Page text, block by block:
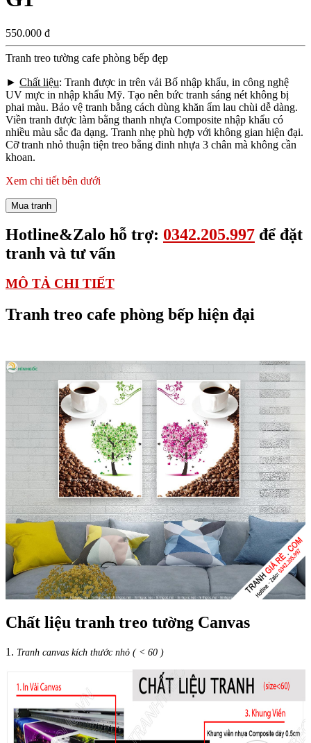
550.000 đ
Tranh treo tường cafe phòng bếp đẹp
► Chất liệu: Tranh được in trên vải Bố nhập khẩu, in công nghệ
UV mực in nhập khẩu Mỹ. Tạo nên bức tranh sáng nét không bị
phai màu. Bảo vệ tranh bằng cách dùng khăn ẩm lau chùi dễ dàng.
Viền tranh được làm bằng thanh nhựa Composite nhập khẩu có
nhiều màu sắc đa dạng. Tranh nhẹ phù hợp với không gian hiện đại.
Cỡ tranh nhỏ thuận tiện treo bằng đinh nhựa 3 chân mà không cần
khoan.
Xem chi tiết bên dưới
Mua tranh
Hotline&Zalo hỗ trợ: 0342.205.997 để đặt
tranh và tư vấn
MÔ TẢ CHI TIẾT
Tranh treo cafe phòng bếp hiện đại
Chất liệu tranh treo tường Canvas
1. Tranh canvas kích thước nhỏ ( < 60 )